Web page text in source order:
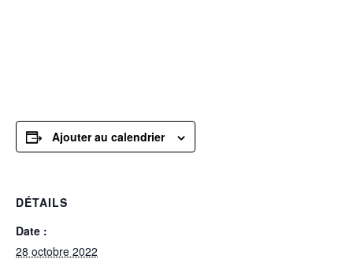
Ajouter au calendrier
DÉTAILS
Date :
28 octobre 2022